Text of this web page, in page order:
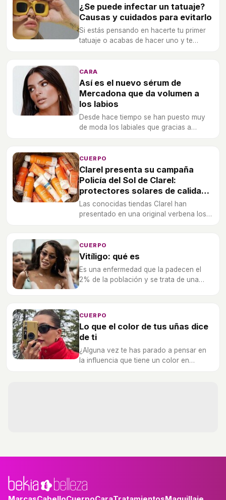
¿Se puede infectar un tatuaje?
Causas y cuidados para evitarlo
Si estás pensando en hacerte tu primer
tatuaje o acabas de hacer uno y te
CARA
Así es el nuevo sérum de
Mercadona que da volumen a
los labios
Desde hace tiempo se han puesto muy
de moda los labiales que gracias a
necesidad de retoque estéticos.
CUERPO
Clarel presenta su campaña
Policía del Sol de Clarel:
protectores solares de calidad a
buen precio en sus tiendas de
proximidad
Las conocidas tiendas Clarel han
presentado en una original verbena los
CUERPO
Vitíligo: qué es
Es una enfermedad que la padecen el
2% de la población y se trata de una
CUERPO
Lo que el color de tus uñas dice
de ti
¿Alguna vez te has parado a pensar en
la influencia que tiene un color en